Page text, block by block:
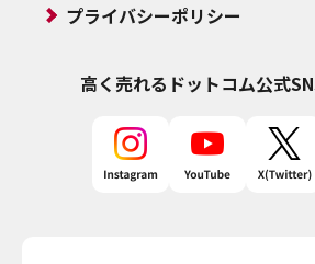
プライバシーポリシー
高く売れるドットコム公式